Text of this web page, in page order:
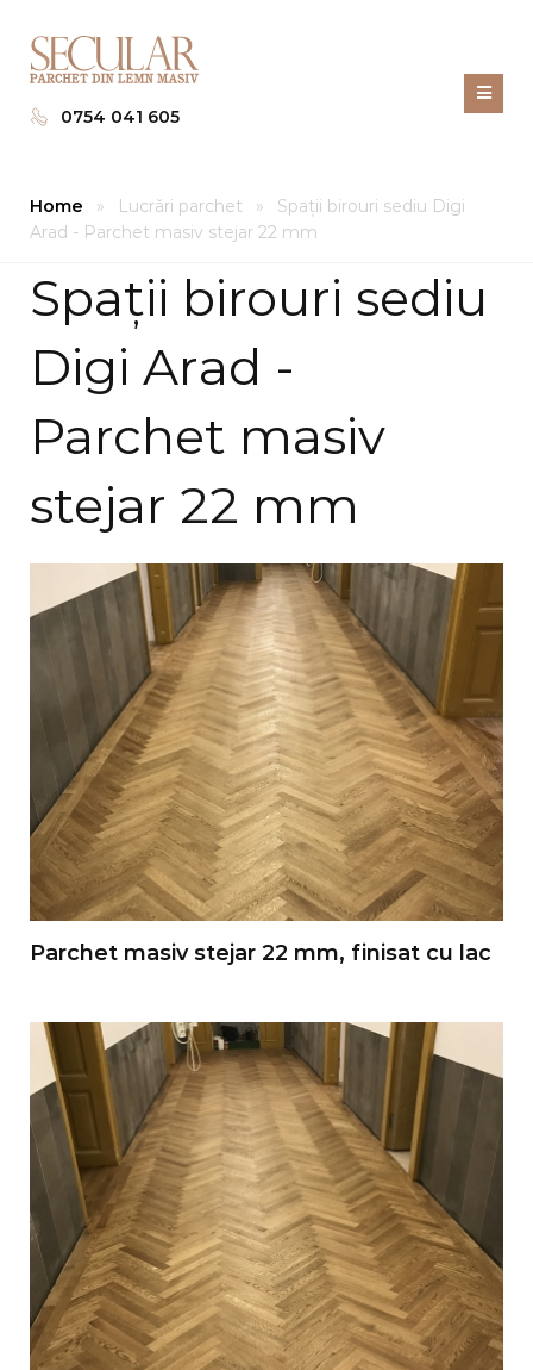
0754 041 605
Home » Lucrări parchet »
Spații birouri sediu Digi
Arad - Parchet masiv stejar 22 mm
Spații birouri sediu
Digi Arad -
Parchet masiv
stejar 22 mm
Parchet masiv stejar 22 mm, finisat cu lac